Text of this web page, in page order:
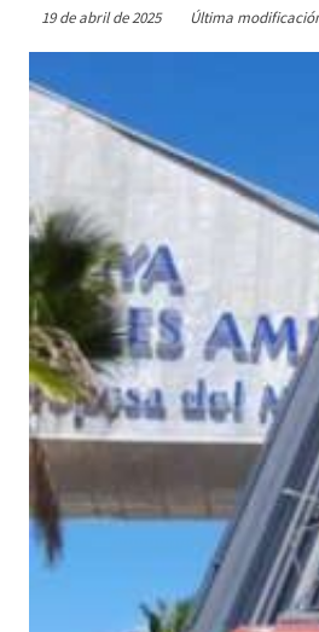
19 de abril de 2025 Última